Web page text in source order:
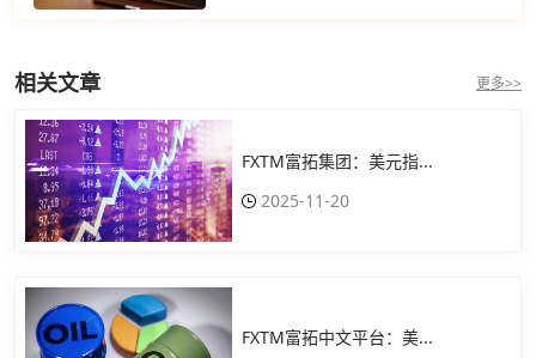
相关文章 更多>>
FXTM富拓集团：美元指...
2025-11-20
FXTM富拓中文平台：美...